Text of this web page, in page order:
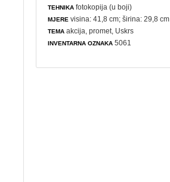
TEHNIKA fotokopija (u boji)
MJERE visina: 41,8 cm; širina: 29,8 cm
TEMA akcija ,promet Uskrs
INVENTARNA OZNAKA 5061